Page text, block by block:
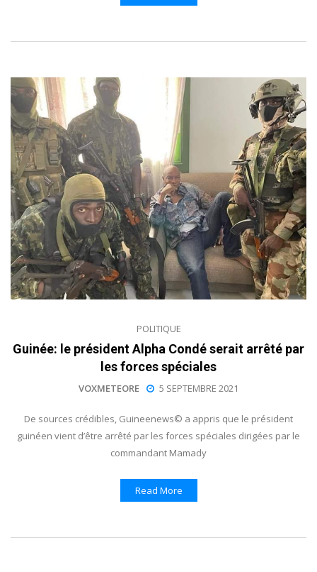
POLITIQUE
Guinée: le président Alpha Condé serait arrêté par
les forces spéciales
VOXMETEORE 5 SEPTEMBRE 2021
De sources crédibles, Guineenews© a appris que le président
guinéen vient d’être arrêté par les forces spéciales dirigées par le
commandant Mamady
Read More